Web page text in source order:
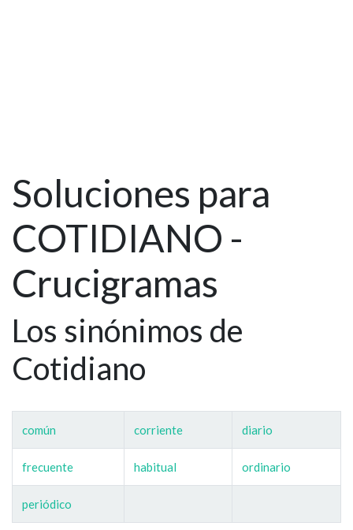
Soluciones para
COTIDIANO -
Crucigramas
Los sinónimos de
Cotidiano
común corriente diario
frecuente habitual ordinario
periódico